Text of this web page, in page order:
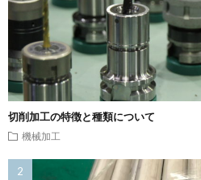
切削加工の特徴と種類について
機械加工